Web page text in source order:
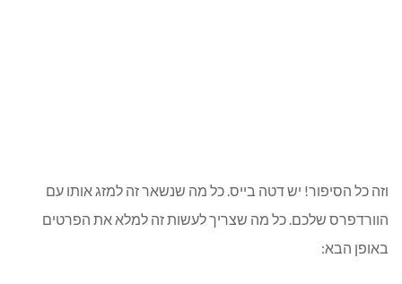
וזה כל הסיפור! יש דטה בייס. כל מה שנשאר זה למזג אותו עם
הוורדפרס שלכם. כל מה שצריך לעשות זה למלא את הפרטים
באופן הבא: